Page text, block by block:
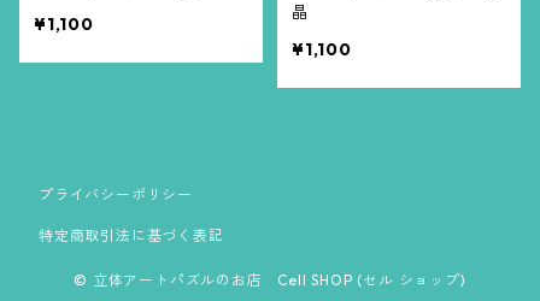
¥1,100
晶
¥1,100
プライバシーポリシー
特定商取引法に基づく表記
© 立体アートパズルのお店 Cell SHOP (セル ショップ)